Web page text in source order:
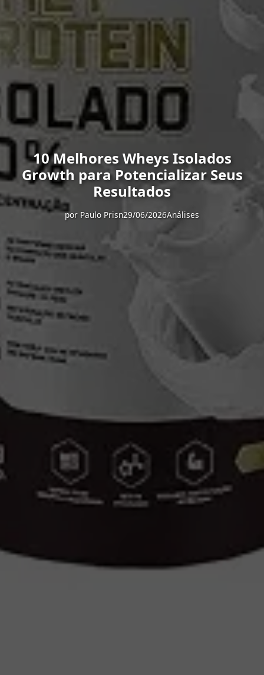
10 Melhores Wheys Isolados
Growth para Potencializar Seus
Resultados
por Paulo Prisn29/06/2026Análises